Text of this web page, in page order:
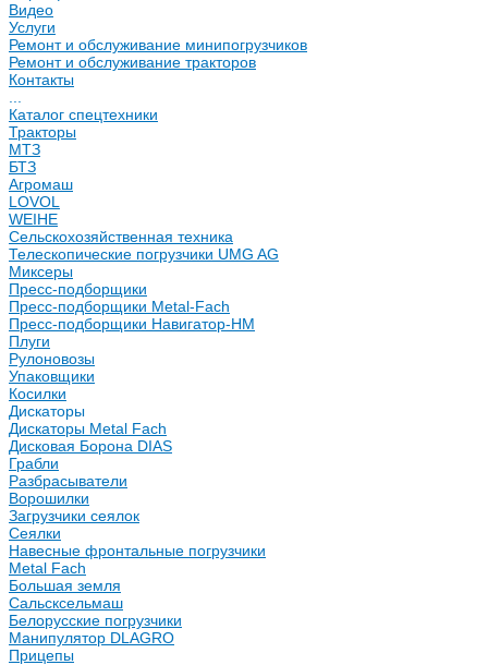
Видео
Услуги
Ремонт и обслуживание минипогрузчиков
Ремонт и обслуживание тракторов
Контакты
Каталог спецтехники
Тракторы
МТЗ
БТЗ
Агромаш
LOVOL
WEIHE
Сельскохозяйственная техника
Телескопические погрузчики UMG AG
Миксеры
Пресс-подборщики
Пресс-подборщики Metal-Fach
Пресс-подборщики Навигатор-НМ
Плуги
Рулоновозы
Упаковщики
Косилки
Дискаторы
Дискаторы Metal Fach
Дисковая Борона DIAS
Грабли
Разбрасыватели
Ворошилки
Загрузчики сеялок
Сеялки
Навесные фронтальные погрузчики
Metal Fach
Большая земля
Сальсксельмаш
Белорусские погрузчики
Манипулятор DLAGRO
Прицепы